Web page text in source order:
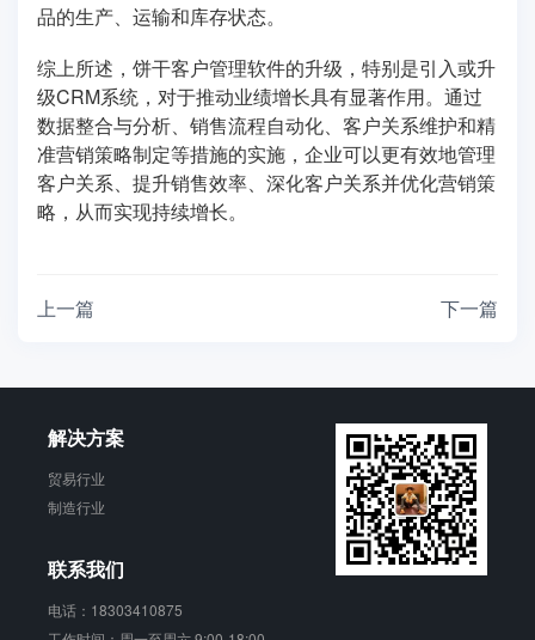
品的生产、运输和库存状态。
综上所述，饼干客户管理软件的升级，特别是引入或升
级CRM系统，对于推动业绩增长具有显著作用。通过
数据整合与分析、销售流程自动化、客户关系维护和精
准营销策略制定等措施的实施，企业可以更有效地管理
客户关系、提升销售效率、深化客户关系并优化营销策
略，从而实现持续增长。
上一篇 下一篇
解决方案
贸易行业
制造行业
联系我们
电话：18303410875